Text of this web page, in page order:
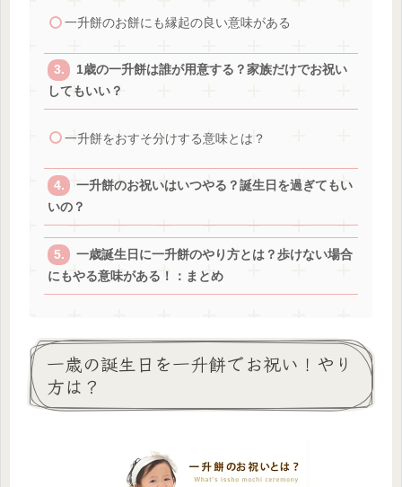
一升餅のお餅にも縁起の良い意味がある
1歳の一升餅は誰が用意する？家族だけでお祝い
してもいい？
一升餅をおすそ分けする意味とは？
一升餅のお祝いはいつやる？誕生日を過ぎてもい
いの？
一歳誕生日に一升餅のやり方とは？歩けない場合
にもやる意味がある！：まとめ
一歳の誕生日を一升餅でお祝い！やり
方は？